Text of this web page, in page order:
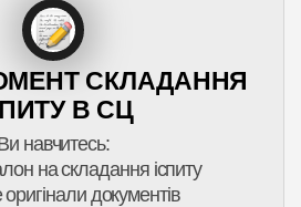
СКЛАДАННЯ
В СЦ
навчитесь:
на складання іспиту
документів